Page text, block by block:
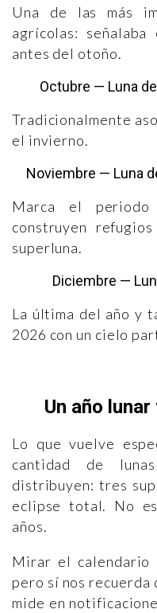
Una de las más
agrícolas:
antes del otoño.
Octubre — Luna
Tradicionalmente
el invierno.
Noviembre — Luna
Marca el
construyen
superluna.
Diciembre —
La última del año y
2026 con un cielo
Un año
Lo que vuelve
cantidad de
distribuyen: tres
eclipse total. No
años.
Mirar el calendario
pero sí nos recuerda
mide en